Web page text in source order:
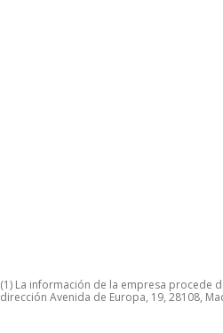
(1) La información de la empresa procede
dirección Avenida de Europa, 19, 28108,